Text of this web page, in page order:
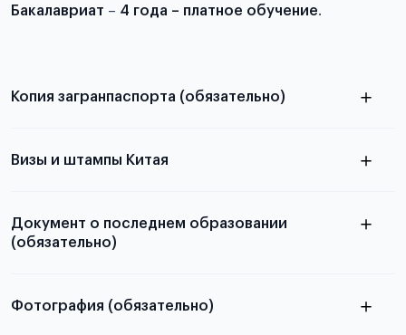
Бакалавриат – 4 года – платное обучение.
Копия загранпаспорта (обязательно)
паспорта
Визы и штампы Китая
Документ о последнем образовании
(обязательно)
Фотография (обязательно)